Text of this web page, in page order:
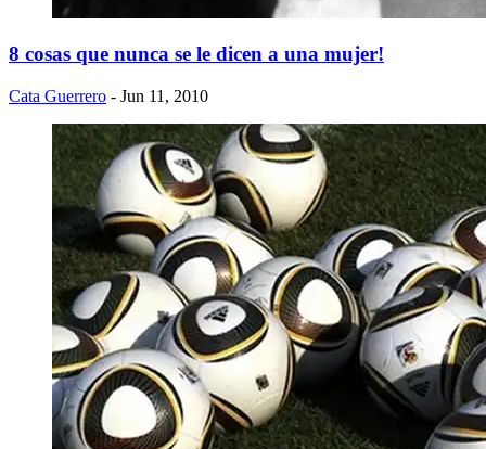
8 cosas que nunca se le dicen a una mujer!
Cata Guerrero - Jun 11, 2010